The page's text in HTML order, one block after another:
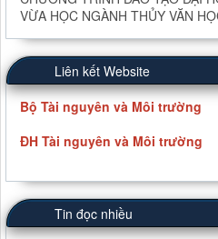
VỪA HỌC NGÀNH THỦY VĂN
Liên kết Website
Bộ Tài nguyên và Môi trường
ĐH Tài nguyên và Môi trường
Tin đọc nhiều